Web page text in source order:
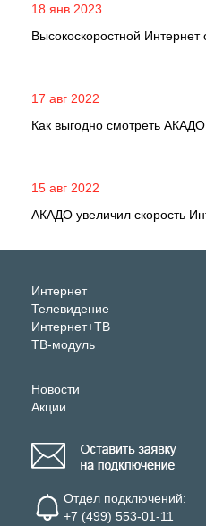
18 янв 2023
Высокоскоростной
17 авг 2022
Как выгодно смотреть
15 авг 2022
АКАДО увеличил скорость
Интернет
Телевидение
Интернет+ТВ
ТВ-модуль
Новости
Акции
Отдел подключений:
+7 (499) 553-01-11